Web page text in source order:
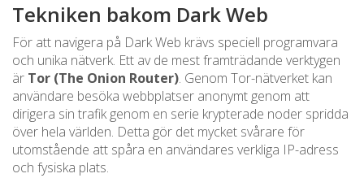
Tekniken bakom Dark Web
För att navigera på Dark Web krävs speciell programvara
och unika nätverk. Ett av de mest framträdande verktygen
är Tor (The Onion Router). Genom Tor-nätverket kan
användare besöka webbplatser anonymt genom att
dirigera sin trafik genom en serie krypterade noder spridda
över hela världen. Detta gör det mycket svårare för
utomstående att spåra en användares verkliga IP-adress
och fysiska plats.